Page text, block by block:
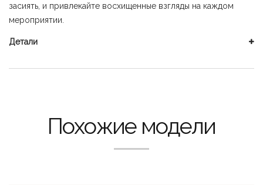
засиять, и привлекайте восхищенные взгляды на каждом
мероприятии.
Детали
Похожие модели